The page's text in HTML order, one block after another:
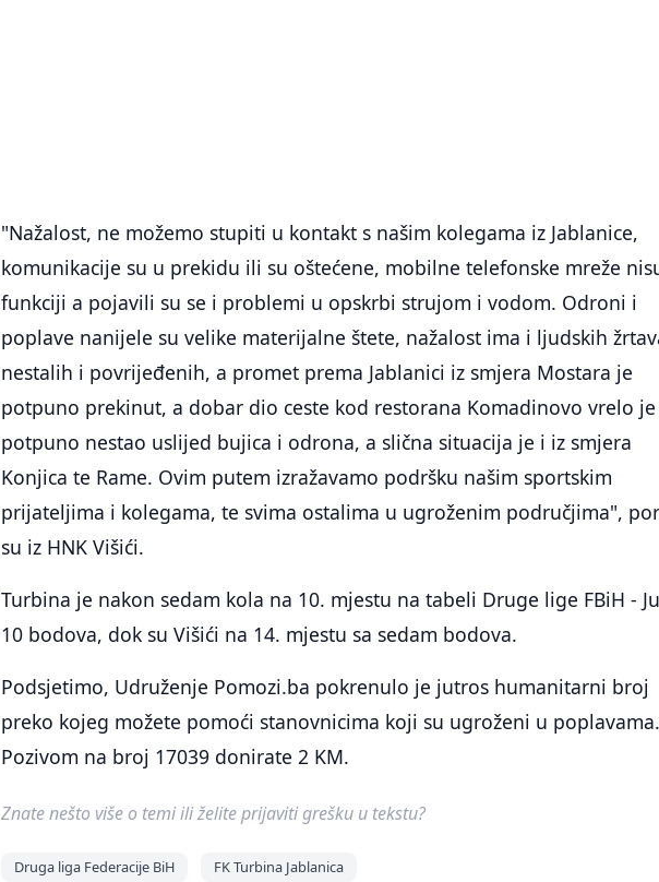
"Nažalost, ne možemo stupiti u kontakt s našim kolegama iz Jablanice,
komunikacije su u prekidu ili su oštećene, mobilne telefonske mreže
funkciji a pojavili su se i problemi u opskrbi strujom i vodom. Odroni i
poplave nanijele su velike materijalne štete, nažalost ima i ljudskih
nestalih i povrijeđenih, a promet prema Jablanici iz smjera Mostara je
potpuno prekinut, a dobar dio ceste kod restorana Komadinovo vrelo je
potpuno nestao uslijed bujica i odrona, a slična situacija je i iz smjera
Konjica te Rame. Ovim putem izražavamo podršku našim sportskim
prijateljima i kolegama, te svima ostalima u ugroženim područjima",
su iz HNK Višići.
Turbina je nakon sedam kola na 10. mjestu na tabeli Druge lige FBiH -
10 bodova, dok su Višići na 14. mjestu sa sedam bodova.
Podsjetimo, Udruženje Pomozi.ba pokrenulo je jutros humanitarni broj
preko kojeg možete pomoći stanovnicima koji su ugroženi u poplavama.
Pozivom na broj 17039 donirate 2 KM.
Znate nešto više o temi ili želite prijaviti grešku u tekstu?
Druga liga Federacije BiH FK Turbina Jablanica